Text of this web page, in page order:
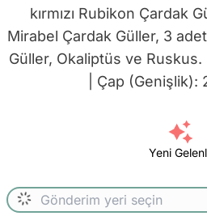
kırmızı Rubikon Çardak
Mirabel Çardak Güller, 3
Güller, Okaliptüs ve
| Çap (Genişlik):
Yeni